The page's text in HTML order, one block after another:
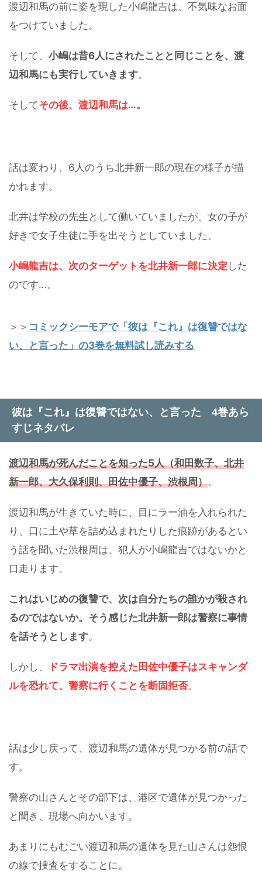
渡辺和馬の前に姿を現した小嶋龍吉は、不気味なお面
をつけていました。
そして、 小嶋は昔6人にされたことと同じことを、渡
辺和馬にも実行していきます。
そしてその後、渡辺和馬は…。
話は変わり、6人のうち北井新一郎の現在の様子が描
かれます。
北井は学校の先生として働いていましたが、女の子が
好きで女子生徒に手を出そうとしていました。
小嶋龍吉は、次のターゲットを北井新一郎に決定 した
のです…。
＞＞ コミックシーモアで「彼は『これ』は復讐ではな
い、と言った」の3巻を無料試し読みする
彼は『これ』は復讐ではない、と言った 4巻あら
すじネタバレ
渡辺和馬が死んだことを知った5人（和田数子、北井
新一郎、大久保利則、田佐中優子、渋根周）。
渡辺和馬が生きていた時に、目にラー油を入れられた
り、口に土や草を詰め込まれたりした痕跡があるとい
う話を聞いた渋根周は、犯人が小嶋龍吉ではないかと
口走ります。
これはいじめの復讐で、次は自分たちの誰かが殺され
るのではないか。そう感じた北井新一郎は警察に事情
を話そうとします。
しかし、
ドラマ出演を控えた田佐中優子はスキャンダ
ルを恐れて、警察に行くことを断固拒否。
話は少し戻って、渡辺和馬の遺体が見つかる前の話で
す。
警察の山さんとその部下は、港区で遺体が見つかった
と聞き、現場へ向かいます。
あまりにもむごい渡辺和馬の遺体を見た山さんは怨恨
の線で捜査をすることに。